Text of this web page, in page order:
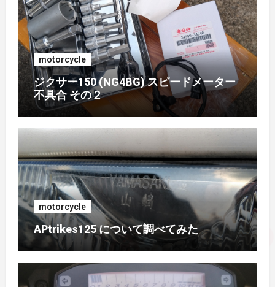
2018年4月 (1)
2017年7月 (2)
2017年4月 (1)
2017年3月
2017年2月
2017年1月 (1)
2016年10月 (1)
2016年9月 (3)
2016年8月 (2)
motorcycle
ジクサー150 (NG4BG) スピードメーター
不具合 その２
motorcycle
APtrikes125 について調べてみた